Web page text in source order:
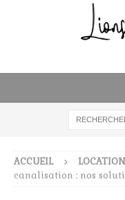
ACCUEIL LOCATION
canalisation : nos